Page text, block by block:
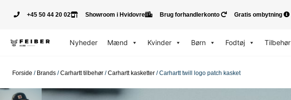
+45 50 44 20 02 Showroom i Hvidovre Brug forhandlerkonto Gratis ombytning
Nyheder Mænd Kvinder Børn Fodtøj Tilbehør
Forside / Brands /Carhartt tilbehør /Carhartt kasketter / Carhartt twill logo patch kasket